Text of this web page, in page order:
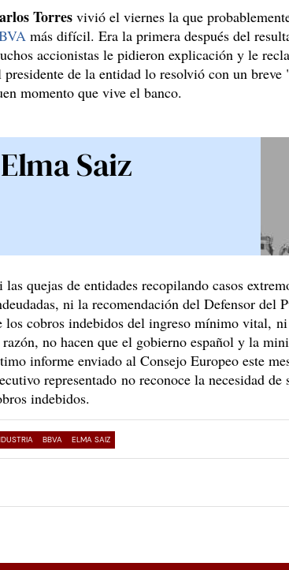
Torres vivió el viernes la que
más difícil. Era la primera después del
accionistas le pidieron explicación y le
presidente de la entidad lo resolvió con un breve
momento que vive el banco.
Elma Saiz
las quejas de entidades recopilando casos
ni la recomendación del Defensor del
los cobros indebidos del ingreso mínimo vital,
no hacen que el gobierno español y la
informe enviado al Consejo Europeo este
representado no reconoce la necesidad
indebidos.
BBVA ELMA SAIZ